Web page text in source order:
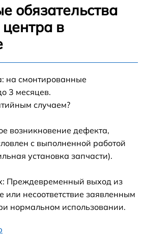
обязательства
в
на смонтированные
3 месяцев.
случаем?
возникновение дефекта,
с выполненной работой
установка запчасти).
Преждевременный выход из
или несоответствие заявленным
нормальном использовании.